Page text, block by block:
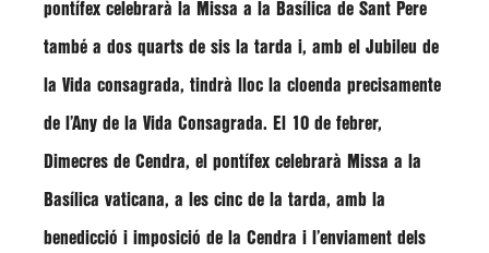
pontífex celebrarà la Missa a la Basílica de Sant Pere
també a dos quarts de sis la tarda i, amb el Jubileu de
la Vida consagrada, tindrà lloc la cloenda precisamente
de l’Any de la Vida Consagrada. El 10 de febrer,
Dimecres de Cendra, el pontífex celebrarà Missa a la
Basílica vaticana, a les cinc de la tarda, amb la
benedicció i imposició de la Cendra i l’enviament dels